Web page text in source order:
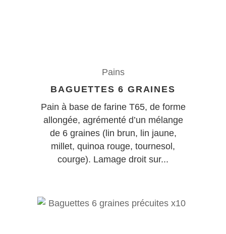
Pains
BAGUETTES 6 GRAINES
Pain à base de farine T65, de forme
allongée, agrémenté d’un mélange
de 6 graines (lin brun, lin jaune,
millet, quinoa rouge, tournesol,
courge). Lamage droit sur...